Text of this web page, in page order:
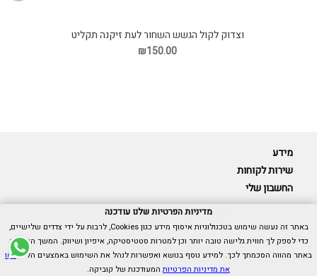
וצדוק לקול הגשש השחור לעת זיקנה תקליט
₪150.00
מידע
שירות לקוחות
החשבון שלי
Cubica © כל הזכויות שמורות.
אנו כאן בשבילך -055-9511314
מדיניות הפרטיות שלנו עודכנה
באתר זה נעשה שימוש בטכנולוגיות איסוף מידע כגון Cookies, לרבות על ידי צדדים שלישיים,
כדי לספק לך חווית גלישה טובה יותר וכן למטרות סטטיסטיקה, איפיון ושיווק. המשך הגלישה
באתר מהווה הסכמתך לכך. למידע נוסף בנושא ואפשרות לנהל את השימוש באמצעים הללו,ראו
את מדיניות הפרטיותהמעודכנת של קוביקה.